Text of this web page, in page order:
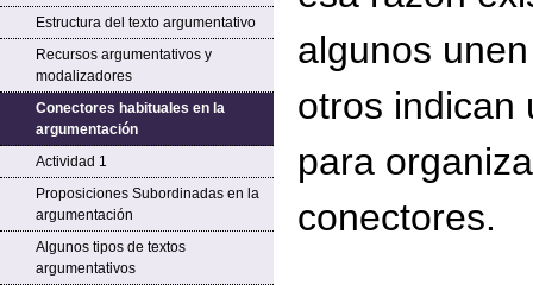
Estructura del texto argumentativo
Recursos argumentativos y
modalizadores
Conectores habituales en la
argumentación
Actividad 1
Proposiciones Subordinadas en la
argumentación
Algunos tipos de textos
argumentativos
algunos
otros indican
para
conectores.